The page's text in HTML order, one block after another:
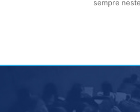
sempre